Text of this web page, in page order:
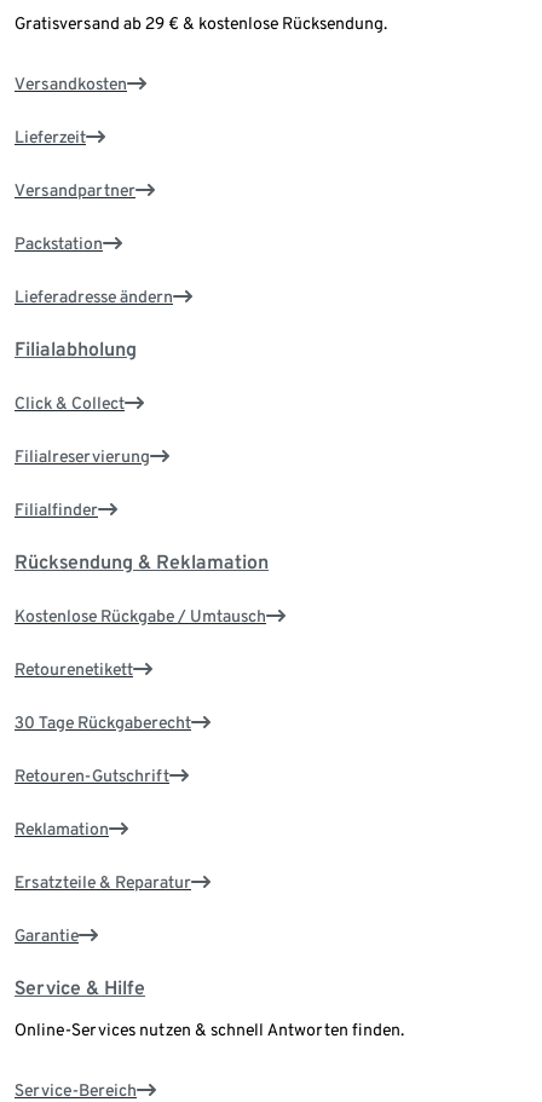
Gratisversand ab 29 € & kostenlose Rücksendung.
Versandkosten
Lieferzeit
Versandpartner
Packstation
Lieferadresse ändern
Filialabholung
Click & Collect
Filialreservierung
Filialfinder
Rücksendung & Reklamation
Kostenlose Rückgabe / Umtausch
Retourenetikett
30 Tage Rückgaberecht
Retouren-Gutschrift
Reklamation
Ersatzteile & Reparatur
Garantie
Service & Hilfe
Online-Services nutzen & schnell Antworten finden.
Service-Bereich